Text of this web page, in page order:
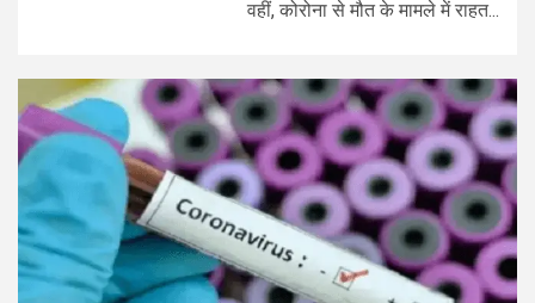
वहीं, कोरोना से मौत के मामले में राहत...